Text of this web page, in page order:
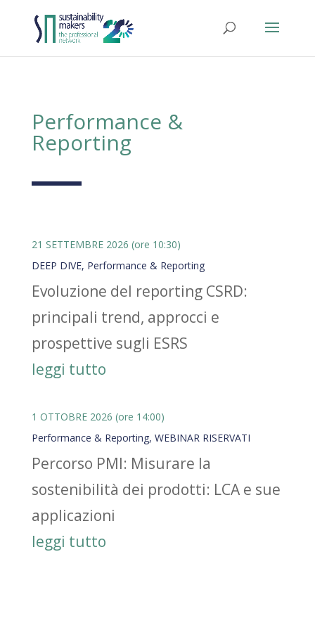
Performance &
Reporting
21 SETTEMBRE 2026 (ore 10:30)
DEEP DIVE, Performance & Reporting
Evoluzione del reporting CSRD:
principali trend, approcci e
prospettive sugli ESRS
leggi tutto
1 OTTOBRE 2026 (ore 14:00)
Performance & Reporting, WEBINAR RISERVATI
Percorso PMI: Misurare la
sostenibilità dei prodotti: LCA e sue
applicazioni
leggi tutto